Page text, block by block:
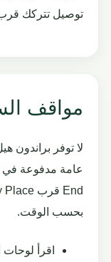
توصيل تتركك قرب
مواقف
لا توفر براندون
بحسب الوقت.
اقرأ